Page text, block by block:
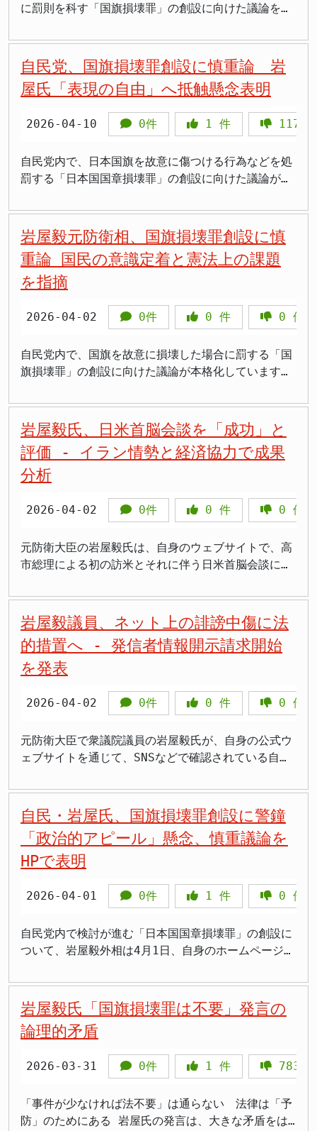
行為も処罰対象とします。 >岩屋さんが退席して声を
れだけ異論が出ないのは、本当に自由な議論ができて
いるのか不安です 「刑罰で担保するのは妥当ではな
い」岩屋氏が語る三つの懸念 岩屋毅氏は記者団に
「私自身は当然国旗は尊重していますし、国民の皆さ
んにもぜひそうあっていただきたいと思っています。
しかし、刑罰によってそれを担保するということは妥
了承は致しておりません」と明言しました。 第一の
懸念は、国旗の性格の変質です。岩屋氏は「今もう、
識を持っておられ、幅広くそれは共有されている」と
現状を認めた上で、「かかる立法を行うことによっ
て、自然な尊重の対象である国旗が、尊重しなければ
処罰される国家権力の象徴になる」と警告しました。
国旗への敬意が「自発的な心情」から「罰則で強制さ
かねないという本質的な問いです。 >処罰されないた
めにどこまでならいいかを考え始める人が出てくると
いう指摘は鋭い。法律が逆効果を生む典型的なパター
ンです 第二の懸念は条文の曖昧さがかえって逆効果
と、せっかくほとんどみんな自然に尊重していた国旗
に対する意識が変わってしまう」と指摘しました。さ
らに「尊重しないと罰せられる。中には処罰されない
ためにはこういうふうにすればいいんだと、逆になん
かそういう事案を誘発してしまう。それは心配だ」と
述べ、法律が意図とは逆の効果を生む危険性を指摘し
たくさんいる。その事実を無視して刑罰で縛ろうとす
るのは、国民への侮辱ではないかとさえ思います 党
自民党が骨子をまとめた国旗損壊罪法案では、対象の
国旗を「社会通念上、国旗の用に供していると認識さ
れるもの」と幅広く定義し、自己所有も対象とするも
ので、外国国章損壊罪より厳しい内容となっていま
す。 岩屋氏は今回のPTの議論に異論が少なかった状
況について「実は自民党の中にはいろんなもっと意見
があるんではないかな」と述べました。「物言えぬ空
では申し上げませんけれども」と慎重に言葉を選びな
がら、「立憲体制の根幹に関わる国民の内心の自由、
少し参加して、この議論に加わってほしかった」と苦
言を呈しました。 >高市首相の肝いり政策への異論は
言いにくい空気があるんだと思います。それを声に出
した岩屋さんはある意味で正直な政治家だと感じます
岩屋氏はこれが初めての異論表明ではありません。
重な姿勢を示し続けており、ほぼ唯一の党内批判者と
して孤立した立場を取り続けています。 「自然な敬
意」か「強制による服従」か—今こそ問われる立憲主
義の本質 国旗を大切にしたいという思いは多くの国
尊重が自然な心情から罰則による強制へと変わること
で、国民の意識と国旗本来の意味が失われかねませ
国旗が本来持つべき意味は損なわれます。 今後、法
案は維新との調整を経て今国会への提出・成立を目指
す方針ですが、参院での審議行方は不透明です。岩屋
氏の声が党内にどれだけ届くのか、そして「自然な敬
に罰則を科す「国旗損壊罪」の創設に向けた議論を開
ぜ法律が必要なのか（立法事実）、どのような利益や
価値を守るのか（保護法益）といった論点の整理が進
められています。国民の象徴である国旗への敬意を法
的に担保しようとする動きですが、憲法が保障する表
現の自由との線引きが難しく、識者からは慎重な議論
を求める声が上がっています。 自民党、国旗損壊罪
ジェクトチーム（PT）の会合では、「国旗損壊罪」創
設の是非について活発な意見交換が行われました。座
し「まだまだ詰めなければいけない論点もある」と述
べ、今後も議論を深めていく考えを示しました。会合
には慎重な意見を持つ議員もいたものの、法制化を推
進する意見が多数を占めた模様です。自民党は、今国
会での法案成立を目指す姿勢を示しており、議論の行
巡る主張 今回の議論では、法制化の根拠となる「立
法事実」と、法律で守ろうとする「保護法益」が争点
となっています。推進派からは、国内で外国の国旗を
損壊する行為には罰則があるにもかかわらず、自国の
にそのような行為が発生しないよう、あらかじめ抑止
力を持たせる必要があるとの指摘もありました。 一
方、「保護法益」については、「みんなの前で国旗が
損壊されることで、国旗を尊重する国民の気持ちが侵
害される。こうした事態を防ぐことが、この法律で守
りたい利益（法益）である」といった説明がなされま
て醸成される一体感を法的に守ろうとする意図がうか
がえます。 表現の自由との衝突懸念 しかし、法制化
た岩屋毅前外務大臣は、記者団に対し「決して思想信
条を処罰するようなものになってはいけない」と述
べ、創設に消極的な考えを改めて示しました。国旗に
対する抗議活動など、表現行為の一環として国旗が傷
つけられる可能性も否定できません。 憲法第21条
は、表現の自由と内心の自由を保障しています。国旗
損壊罪が創設されれば、国旗に対する批判的な意思表
ないかという懸念が広がっています。どのような行為
を「損壊」とみなし、罰則の対象とするのか、その線
旗に対する侮辱行為と表現の自由のバランスについて
は、様々な議論がありました。 法制化への道のりと
課題 「みんなの前で損壊」という表現の曖昧さも、
法制化における課題の一つです。具体的にどのような
場所で、どのような方法で国旗を傷つけた場合に罪に
につながる恐れもあります。また、国旗や国歌に関す
る法整備は、国民の間に多様な意見が存在しており、
社会全体での幅広い議論が不可欠です。 一部の国で
は、国旗への侮辱行為を禁じる法律が存在しますが、
提起と言えるでしょう。自民党は早期成立を目指して
いますが、国民一人ひとりの権利や自由とのバランス
めていく必要があります。 まとめ 自民党は「国旗損
壊罪」創設に向け、論点整理を開始。 推進派は、外
国国旗との法的な不均衡是正や、国旗への敬意を守る
ことを目的とする。 岩屋元外務大臣は、思想信条の
自民党、国旗損壊罪創設に慎重論 岩
屋氏「表現の自由」へ抵触懸念表明
2026-04-10 0件 1 件 1177
自民党内で、日本国旗を故意に傷つける行為などを処
罰する「日本国国章損壊罪」の創設に向けた議論が持
見が表明されており、今後の議論の行方が注目されて
いる。特に、岩屋毅元外務大臣は、立法化の必要性や
表現の自由との関係について、強い懸念を示した。
立法化の必要性に疑問 この議論は、自民党が設置し
た「国旗・国歌VIP法制化に関する特命委員会」の下
いる。4月9日に開かれたPTの会合において、岩屋氏
は、現時点で国旗を侮辱するような行為が社会的に問
題となっている「立法事実」が存在しないとの認識を
示した。その上で、「政治的なアピール」や「一部の
重する意識を共有していると指摘した上で、「もし、
国旗を毀損するような行為が、あちらこちらで頻発し
ているという状況ではないのであれば、あえてこの時
期に法制化に踏み切ることは、国民の意識に不必要な
萎縮効果を与える恐れがある」と警鐘を鳴らした。
「表現の自由」とのバランス さらに、岩屋氏は、国
「内心の自由」に抵触する可能性も指摘した。記者団
から「表現の自由であっても、国旗を傷つける行為は
「すべての権利は無制限ではない。公共の福祉に照ら
さなければいけないのは当然だ」と答弁。権利の制約
はあり得るとしつつも、国旗損壊罪の創設が表現の自
由を不当に狭めるのではないかという懸念があること
を示唆した。 この発言は、国旗という象徴に対する
敬意を求める声と、民主主義社会における表現の自由
の保障との間で、どのようにバランスを取るべきかと
事務局長の見解 一方、PT事務局長を務める鈴木英敬
衆院議員は、会合後の記者団に対し、「なんらかの法
明した。鈴木氏は、国旗保護のための法整備は、個人
の内心や思想・良心の自由、さらには表現の自由を損
なうものではないとの認識で一致しているとも語っ
た。 ただし、鈴木氏が「立法事実がないといった人
は1人だけだった」「今回はそもそも立法事実の議論
は、PT内での議論の前提や、岩屋氏の指摘する「立法
事実」の捉え方に、温度差がある可能性を示唆してい
る。法制化を前提とする意見が大勢を占める中で、岩
屋氏のような異論がどの程度受け止められるかが、今
家の一体性を保つ上で意義がある。しかし、その保護
を目的とした法律が、国民の多様な表現活動や、政府
も否定できない。 今回の自民党内の議論は、こうし
た「象徴の保護」と「自由の保障」という、しばしば
対立しがちな二つの価値を、現代社会においてどのよ
うに両立させていくべきかという、難しい課題を改め
岩屋毅元防衛相、国旗損壊罪創設に慎
重論 国民の意識定着と憲法上の課題
を指摘
2026-04-02 0件 0 件 0 件
自民党内で、国旗を故意に損壊した場合に罰する「国
旗損壊罪」の創設に向けた議論が本格化しています。
し極めて慎重な姿勢を示しており、その理由と見解を
自身のウェブサイトで表明しました。 議論の背景と
岩屋氏のスタンス 国旗に対する国民の敬意や象徴と
しての位置づけを法的に担保すべきとの声は、かねて
より一部で上がっていました。今回、自民党内に設置
ことを受け、岩屋氏は、この問題について自身の考え
を整理し、発信した形です。岩屋氏は、まず「一貫し
てこの課題には消極的」であると明言しています。そ
の最大の理由として、国旗が損壊されるような事案が
旗の損壊が社会問題となるほど頻繁に起きているとい
う客観的な証拠は乏しいのが実情です。このような状
況下で新たな法律を制定することは、実態にそぐわ
ず、国民の国旗への敬意を政治的にアピールするため
の手段となりかねない、との懸念を示しました。法整
備を進めるのであれば、まずはそのような事態が実際
た議論が必要であるという立場です。 外国国章損壊
罪との比較と法的なカバー さらに、岩屋氏は、しば
の法的な違いを明確にしました。外国国章損壊罪の主
な目的は、日本と諸外国との円滑な関係を維持するこ
とにあり、相手国の意向を考慮する必要性から「親告
罪」（被害者などの告訴がなければ起訴できない罪）
となっています。これに対し、国旗の損壊について
は、既に刑法261条の「器物損壊罪」で罰することが
可能であり、法的なカバーは既に存在すると指摘しま
自動的に起訴される可能性があるため、単純な比較は
できないという見解です。 憲法上の自由との抵触リ
障する「内心の自由」や「表現の自由」との整合性で
す。国旗に対する行為は、個人の思想信条や、政治的
なメッセージ発信と結びつく可能性があります。もし
国旗損壊罪を創設した場合、個人の思想や表現活動を
不当に萎縮させる恐れがある、というのが岩屋氏の主
張です。過去には、アメリカ合衆国最高裁判所も、同
例があることに言及し、憲法上の権利を侵害しない慎
重な法整備の必要性を訴えています。 立法を行う場
岩屋毅氏、日米首脳会談を「成功」と
評価 - イラン情勢と経済協力で成果
分析
2026-04-02 0件 0 件 0 件
元防衛大臣の岩屋毅氏は、自身のウェブサイトで、高
市総理による初の訪米とそれに伴う日米首脳会談につ
は会談全体を「極めて良好」かつ「成功裏に終わっ
た」と高く評価しており、特に、緊迫するイラン情勢
への対応と、両国間の経済協力における進展を主要な
成果として挙げています。 イラン情勢への日本の立
場表明 岩屋氏は、今回の首脳会談において、喫緊の
国側にしっかりと伝えることができた点を第一の成果
として指摘しています。日本はこれまで一貫して、イ
ランの核開発計画に反対の立場を取り続けてきまし
た。 さらに、ホルムズ海峡での航行の自由を脅かす
い情勢の沈静化が必要であるという日本の主張を、米
国に対して明確に提示できたと分析しています。 支
援策に関する意思疎通の進展 イラン情勢に関連する
日本の支援策についても、岩屋氏は的確な説明が行わ
れたと分析しています。日本側は、自国が実施可能な
支援と、現時点では困難な支援について、米国側に対
て、岩屋氏は、当時のトランプ米大統領（※）から、
具体的な艦艇派遣要求といった、より踏み込んだ軍事
ています。これは、日本が過度な軍事的関与を避けつ
つ、外交的な解決に向けた道筋を探る上で、重要なポ
イントであったとの見方を示唆しています。 （※本
文中の「トランプ大統領」は、当時の米国大統領を指
すものと解釈して記述しています。） 経済協力にお
ける具体的な前進 首脳会談は、安全保障面だけでな
氏は評価しています。以前、日米間で合意された関税
に関する取り決めの中で約束された経済協力につい
岩屋毅議員、ネット上の誹謗中傷に法
的措置へ - 発信者情報開示請求開始
を発表
2026-04-02 0件 0 件 0 件
元防衛大臣で衆議院議員の岩屋毅氏が、自身の公式ウ
ェブサイトを通じて、SNSなどで確認されている自身
手続きを開始したことを明らかにしました。この動き
は、インターネット空間における表現の自由と、個人
の権利保護のバランスについて、改めて社会的な関心
を集めることになりそうです。 SNS上の過度な誹謗
中傷に対する懸念 岩屋氏の事務所によると、昨年
に基づかない誹謗中傷や、その人格を否定するような
表現が確認されているとのことです。事務所側は、こ
うした行為は衆議院議員である岩屋氏の名誉を著しく
傷つけるだけでなく、健全な政治議論を阻害するもの
る様々な意見や批判は、民主主義社会において活発に
交わされるべきものであることは当然としています。
を尊重する姿勢が不可欠であるとの認識です。 法的
措置への移行理由 事務所側は、虚偽の情報や悪意に
基づいた中傷、さらには再生数を稼ぐことを目的とし
た悪質な行為については、決して容認できないと断じ
自民・岩屋氏、国旗損壊罪創設に警鐘
「政治的アピール」懸念、慎重議論を
HPで表明
2026-04-01 0件 1 件 0 件
自民党内で検討が進む「日本国国章損壊罪」の創設に
ついて、岩屋毅外相は4月1日、自身のホームページ
実の欠如や表現の自由への配慮などを理由に、「政治
的なアピール」に終わる可能性を指摘し、党としての
「見識・良識」ある議論を求めていることを明らかに
しました。 慎重論の背景 岩屋氏が今回、ホームペー
ジで詳細に説明したのは、3月31日に開かれた党本部
でのプロジェクトチーム（PT）での発言内容です。こ
科す「日本国国章損壊罪」の創設を目指しており、そ
の初会合が開かれました。 しかし、岩屋氏はかねて
岩屋毅氏「国旗損壊罪は不要」発言の
論理的矛盾
2026-03-31 0件 1 件 783
「事件が少なければ法不要」は通らない 法律は「予
防」のためにある 岩屋氏の発言は、大きな矛盾をは